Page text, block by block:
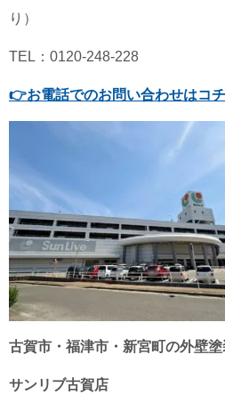
り）
TEL：0120-248-228
👉お電話でのお問い合わせはコ
古賀市・福津市・新宮町の外壁
サンリブ古賀店